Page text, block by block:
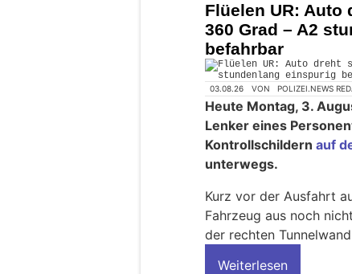
Flüelen UR: Auto
360 Grad – A2
befahrbar
03.08.26 VON POLIZEI.NEWS
Heute Montag, 3.
Lenker eines
Kontrollschildern auf
unterwegs.
Kurz vor der Ausfahrt
Fahrzeug aus noch
der rechten
Weiterlesen